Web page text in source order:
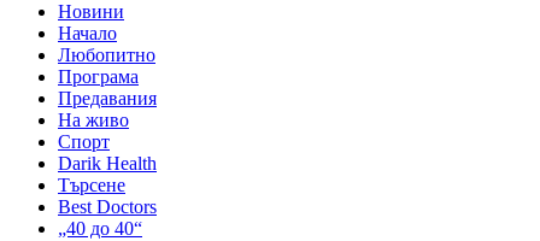
Новини
Начало
Любопитно
Програма
Предавания
На живо
Спорт
Darik Health
Търсене
Best Doctors
„40 до 40“